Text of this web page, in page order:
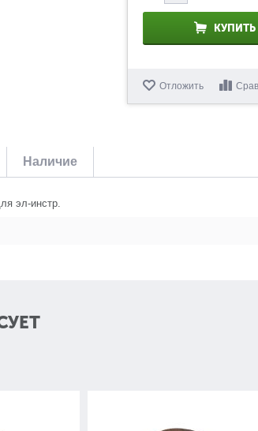
КУПИТЬ
Отложить
Наличие
эл-инстр.